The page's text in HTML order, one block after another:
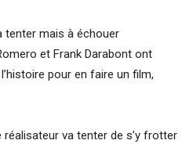
tenter mais à échouer
et Frank Darabont ont
pour en faire un film,
réalisateur va tenter de s’y frotter